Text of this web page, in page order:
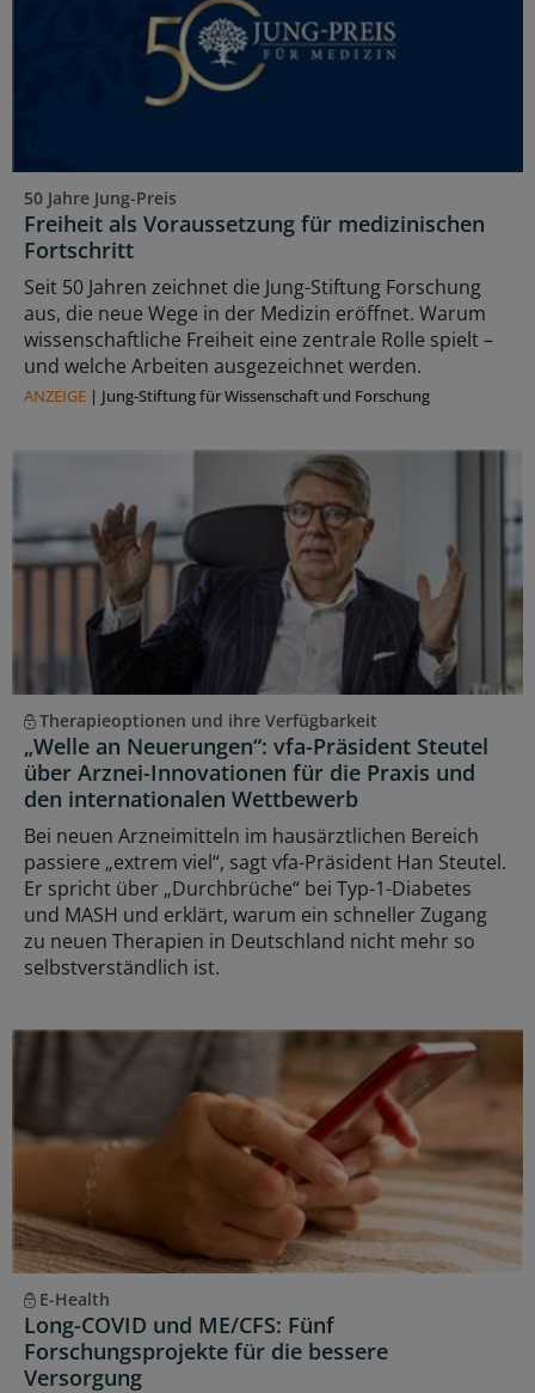
50 Jahre Jung-Preis
Freiheit als Voraussetzung für medizinischen
Fortschritt
Seit 50 Jahren zeichnet die Jung-Stiftung Forschung
aus, die neue Wege in der Medizin eröffnet. Warum
wissenschaftliche Freiheit eine zentrale Rolle spielt –
und welche Arbeiten ausgezeichnet werden.
ANZEIGE | Jung-Stiftung für Wissenschaft und Forschung
Therapieoptionen und ihre Verfügbarkeit
„Welle an Neuerungen“: vfa-Präsident Steutel
über Arznei-Innovationen für die Praxis und
den internationalen Wettbewerb
Bei neuen Arzneimitteln im hausärztlichen Bereich
passiere „extrem viel“, sagt vfa-Präsident Han Steutel.
Er spricht über „Durchbrüche“ bei Typ-1-Diabetes
und MASH und erklärt, warum ein schneller Zugang
zu neuen Therapien in Deutschland nicht mehr so
selbstverständlich ist.
E-Health
Long-COVID und ME/CFS: Fünf
Forschungsprojekte für die bessere
Versorgung